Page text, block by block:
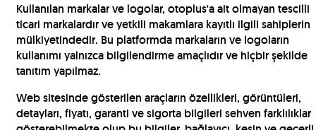
Kullanılan markalar ve logolar, otoplus'a ait olmayan tescilli
ticari markalardır ve yetkili makamlara kayıtlı ilgili sahiplerin
mülkiyetindedir. Bu platformda markaların ve logoların
kullanımı yalnızca bilgilendirme amaçlıdır ve hiçbir şekilde
tanıtım yapılmaz.
Web sitesinde gösterilen araçların özellikleri, görüntüleri,
detayları, fiyatı, garanti ve sigorta bilgileri sehven farklılıklar